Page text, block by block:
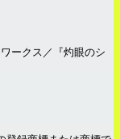
ークス／『灼眼のシ